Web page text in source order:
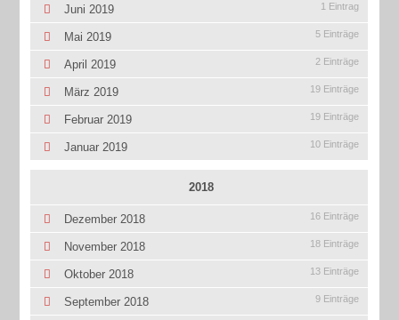
Juni 2019 1 Eintrag
Mai 2019 5 Einträge
April 2019 2 Einträge
März 2019 19 Einträge
Februar 2019 19 Einträge
Januar 2019 10 Einträge
2018
Dezember 2018 16 Einträge
November 2018 18 Einträge
Oktober 2018 13 Einträge
September 2018 9 Einträge